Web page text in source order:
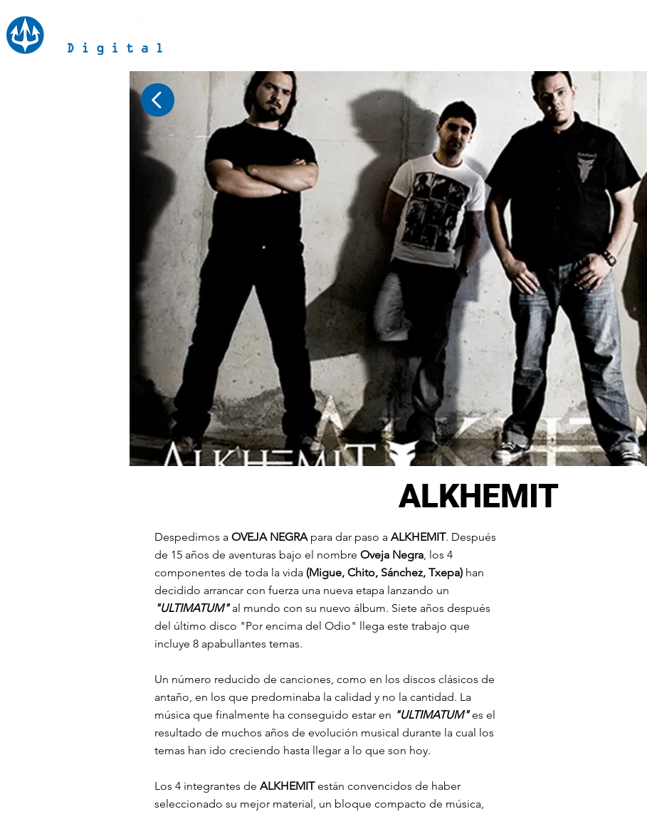
ALKHEMIT
Despedimos a OVEJA NEGRApara dar paso a ALKHEMIT. Después
de 15 años de aventuras bajo el nombre Oveja Negra, los 4
componentes de toda la vida (Migue, Chito, Sánchez, Txepa) han
decidido arrancar con fuerza una nueva etapa lanzando un
"ULTIMATUM" al mundo con su nuevo álbum. Siete años después
del último disco "Por encima del Odio" llega este trabajo que
incluye 8 apabullantes temas.
Un número reducido de canciones, como en los discos clásicos de
antaño, en los que predominaba la calidad y no la cantidad. La
música que finalmente ha conseguido estar en "ULTIMATUM"es el
resultado de muchos años de evolución musical durante la cual los
temas han ido creciendo hasta llegar a lo que son hoy.
Los 4 integrantes de ALKHEMITestán convencidos de haber
seleccionado su mejor material, un bloque compacto de música,